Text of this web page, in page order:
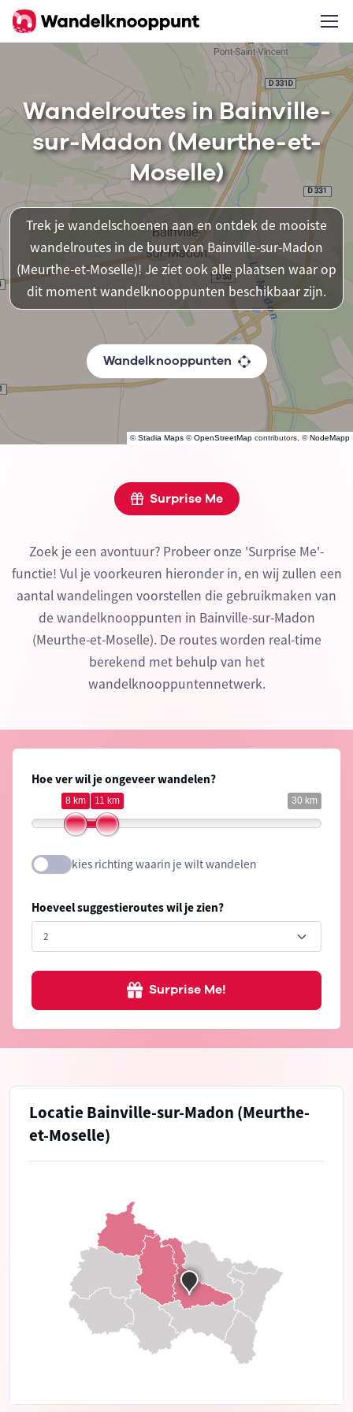
©Stadia Maps ©OpenStreetMap contributors, ©NodeMapp
Wandelroutes in Bainville-
sur-Madon (Meurthe-et-
Moselle)
Trek je wandelschoenen aan en ontdek de mooiste
wandelroutes in de buurt van Bainville-sur-Madon
(Meurthe-et-Moselle)! Je ziet ook alle plaatsen waar op
dit moment wandelknooppunten beschikbaar zijn.
Wandelknooppunten
Surprise Me
Zoek je een avontuur? Probeer onze 'Surprise Me'-
functie! Vul je voorkeuren hieronder in, en wij zullen een
aantal wandelingen voorstellen die gebruikmaken van
de wandelknooppunten in Bainville-sur-Madon
(Meurthe-et-Moselle). De routes worden real-time
berekend met behulp van het
wandelknooppuntennetwerk.
Hoe ver wil je ongeveer wandelen?
30 km
8 km 11 km
kies richting waarin je wilt wandelen
Hoeveel suggestieroutes wil je zien?
Surprise Me!
Locatie Bainville-sur-Madon (Meurthe-
et-Moselle)